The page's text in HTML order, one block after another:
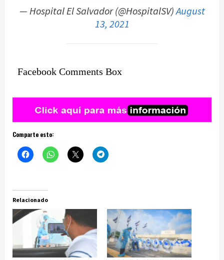
— Hospital El Salvador (@HospitalSV)August
13, 2021
Facebook Comments Box
Comparte esto:
Relacionado